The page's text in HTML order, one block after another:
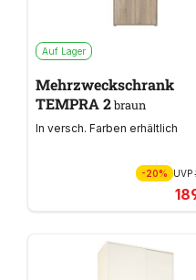
Auf Lager
Mehrzweckschrank
TEMPRA 2braun
In versch. Farben erhältlich
-20% UVP